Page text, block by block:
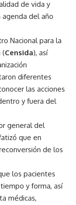
de vida y
del año
Nacional para la
(Censida), así
diferentes
las acciones
y fuera del
general del
que en
de los
los pacientes
y forma, así
médicas,